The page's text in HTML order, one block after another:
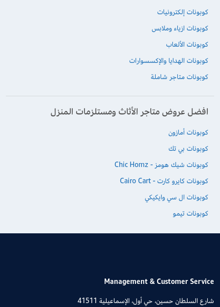
كوبونات إلكترونيات
كوبونات ازياء وملابس
كوبونات الألعاب
كوبونات الهدايا والإكسسوارات
كوبونات متاجر شاملة
افضل عروض متاجر الأثاث ومستلزمات المنزل
كوبونات أمازون
كوبونات بي تك
كوبونات شيك هومز - Chic Homz
كوبونات كايرو كارت - Cairo Cart
كوبونات ال سي وايكيكي
كوبونات تيمو
Management & Customer Service
شارع السلطان حسين، حي أول، الإسماعيلية 41511